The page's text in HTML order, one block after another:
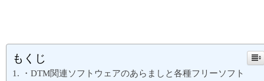
もくじ
・DTM関連ソフトウェアのあらましと各種フリーソフト